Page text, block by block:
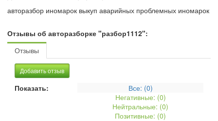
авторазбор иномарок выкуп аварийных проблемных иномарок
Отзывы об авторазборке "разбор1112":
Отзывы
Добавить отзыв
Показать: Все: (0)
Негативные: (0)
Нейтральные: (0)
Позитивные: (0)